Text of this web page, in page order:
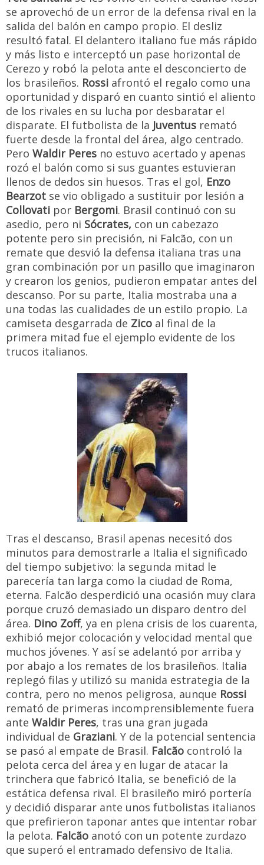
se aprovechó de un error de la defensa rival en la
salida del balón en campo propio. El desliz
resultó fatal. El delantero italiano fue más rápido
y más listo e interceptó un pase horizontal de
Cerezo y robó la pelota ante el desconcierto de
los brasileños. Rossi afrontó el regalo como una
oportunidad y disparó en cuanto sintió el aliento
de los rivales en su lucha por desbaratar el
disparate. El futbolista de la Juventus remató
fuerte desde la frontal del área, algo centrado.
Pero Waldir Peres no estuvo acertado y apenas
rozó el balón como si sus guantes estuvieran
llenos de dedos sin huesos. Tras el gol, Enzo
Bearzot se vio obligado a sustituir por lesión a
Collovati por Bergomi. Brasil continuó con su
asedio, pero ni Sócrates, con un cabezazo
potente pero sin precisión, ni Falcão, con un
remate que desvió la defensa italiana tras una
gran combinación por un pasillo que imaginaron
y crearon los genios, pudieron empatar antes del
descanso. Por su parte, Italia mostraba una a
una todas las cualidades de un estilo propio. La
camiseta desgarrada de Zico al final de la
primera mitad fue el ejemplo evidente de los
trucos italianos.
Tras el descanso, Brasil apenas necesitó dos
minutos para demostrarle a Italia el significado
del tiempo subjetivo: la segunda mitad le
parecería tan larga como la ciudad de Roma,
eterna. Falcão desperdició una ocasión muy clara
porque cruzó demasiado un disparo dentro del
área. Dino Zoff, ya en plena crisis de los cuarenta,
exhibió mejor colocación y velocidad mental que
muchos jóvenes. Y así se adelantó por arriba y
por abajo a los remates de los brasileños. Italia
replegó filas y utilizó su manida estrategia de la
contra, pero no menos peligrosa, aunque Rossi
remató de primeras incomprensiblemente fuera
ante Waldir Peres, tras una gran jugada
individual de Graziani. Y de la potencial sentencia
se pasó al empate de Brasil. Falcão controló la
pelota cerca del área y en lugar de atacar la
trinchera que fabricó Italia, se benefició de la
estática defensa rival. El brasileño miró portería
y decidió disparar ante unos futbolistas italianos
que prefirieron taponar antes que intentar robar
la pelota. Falcão anotó con un potente zurdazo
que superó el entramado defensivo de Italia.